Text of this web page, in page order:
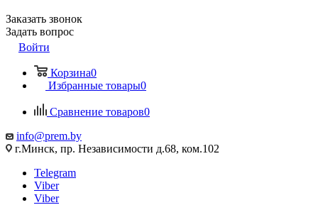
Заказать звонок
Задать вопрос
Войти
Корзина0
Избранные товары0
Сравнение товаров0
info@prem.by
г.Минск, пр. Независимости д.68, ком.102
Telegram
Viber
Viber